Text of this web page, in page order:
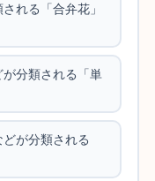
れる「合弁花」
分類される「単
が分類される